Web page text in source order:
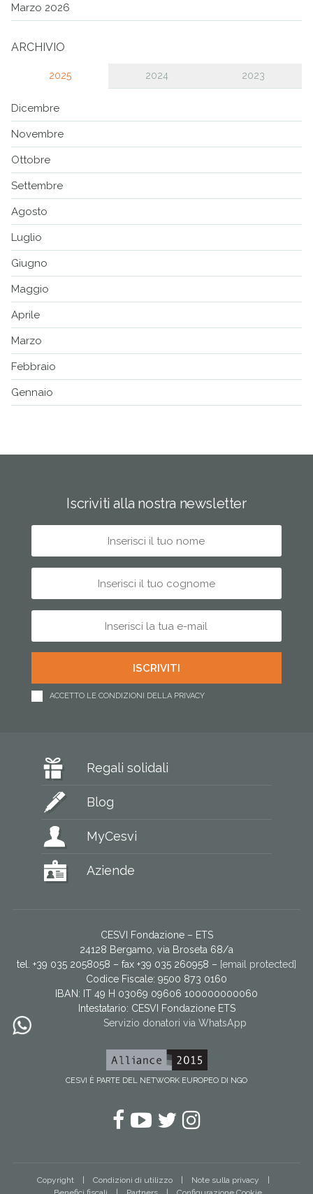
Marzo 2026
ARCHIVIO
2025 2024 2023
Dicembre
Novembre
Ottobre
Settembre
Agosto
Luglio
Giugno
Maggio
Aprile
Marzo
Febbraio
Gennaio
Iscriviti alla nostra newsletter
ACCETTO LE CONDIZIONI DELLA PRIVACY
Regali solidali
Blog
MyCesvi
Aziende
CESVI Fondazione – ETS
24128 Bergamo, via Broseta 68/a
tel. +39 035 2058058 – fax +39 035 260958 – [email protected]
Codice Fiscale: 9500 873 0160
IBAN: IT 49 H 03069 09606 100000000060
Intestatario: CESVI Fondazione ETS
Servizio donatori via WhatsApp
CESVI È PARTE DEL NETWORK EUROPEO DI NGO
Facebook
YouTube
Twitter
Instagram
Copyright Condizioni di utilizzo
Note sulla privacy